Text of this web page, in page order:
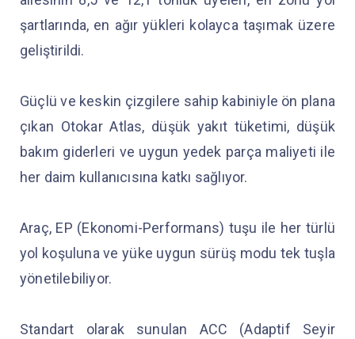
şartlarında, en ağır yükleri kolayca taşımak üzere
geliştirildi.
Güçlü ve keskin çizgilere sahip kabiniyle ön plana
çıkan Otokar Atlas, düşük yakıt tüketimi, düşük
bakım giderleri ve uygun yedek parça maliyeti ile
her daim kullanıcısına katkı sağlıyor.
Araç, EP (Ekonomi-Performans) tuşu ile her türlü
yol koşuluna ve yüke uygun sürüş modu tek tuşla
yönetilebiliyor.
Standart olarak sunulan ACC (Adaptif Seyir